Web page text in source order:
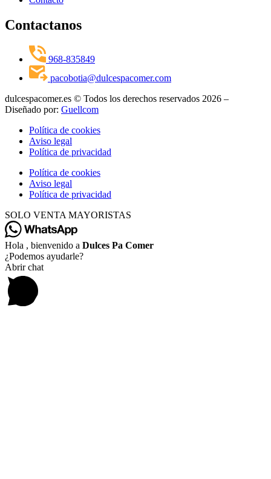
Contactanos
968-835849
pacobotia@dulcespacomer.com
dulcespacomer.es © Todos los derechos reservados 2026 –
Diseñado por: Guellcom
Política de cookies
Aviso legal
Política de privacidad
Política de cookies
Aviso legal
Política de privacidad
SOLO VENTA MAYORISTAS
Hola , bienvenido a Dulces Pa Comer
¿Podemos ayudarle?
Abrir chat